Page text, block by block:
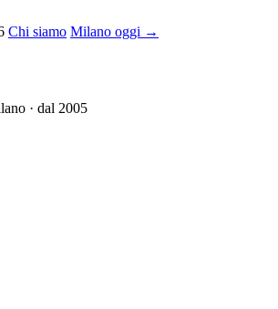
Chi siamo Milano oggi →
· dal 2005